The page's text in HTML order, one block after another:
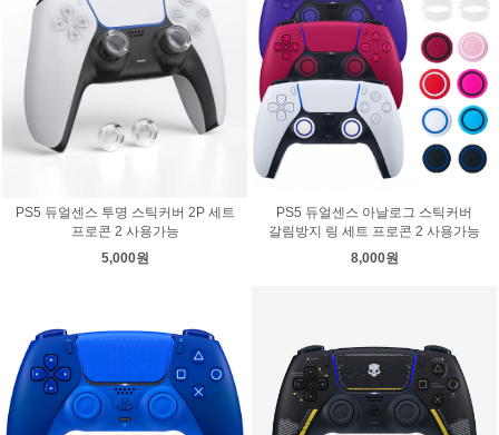
PS5 듀얼센스 투명 스틱커버 2P 세트
프로콘 2 사용가능
5,000원
PS5 듀얼센스 아날로그 스틱커버
갈림방지 링 세트 프로콘 2 사용가능
8,000원